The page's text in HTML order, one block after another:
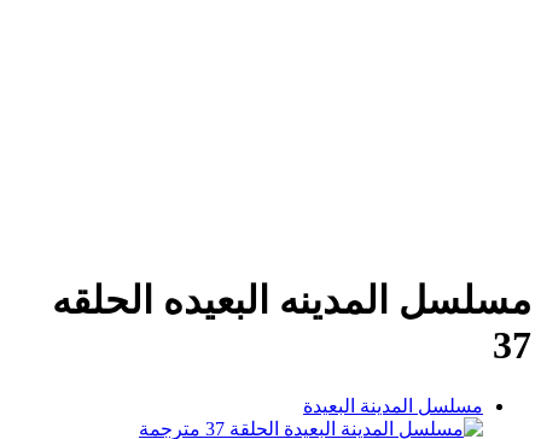
مسلسل المدينه البعيده الحلقه
37
مسلسل المدينة البعيدة